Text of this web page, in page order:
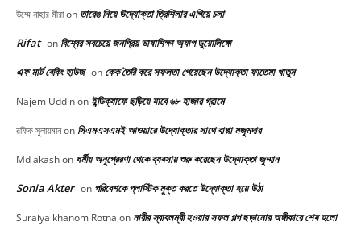
উম্মে নাহার মীরাon তারেঙ নিয়ে উদ্যোক্তা ত্রিশিলার এগিয়ে চলা
Rifat on বিশ্বের সবচেয়ে জনপ্রিয় ভাষাশিক্ষা অ্যাপ ডুয়োলিঙ্গো
এফ মার্ট বেকিং হাউজ on কেক তৈরি করে সফলতা পেয়েছেন উদ্যোক্তা ফাতেমা খাতুন
Najem Uddinon ইন্ডিক্যাফে ছড়িয়ে যাবে ৬৮ হাজার গ্রামে
রফিক সুলায়মানon সিএমএসএমই আওয়ারে উদ্যোক্তার সাথে বাপ্পা মজুমদার
Md akashon ধর্মীয় অনুপ্রেরণা থেকে ব্যবসায় শুরু করেছেন উদ্যোক্তা জুম্মান
Sonia Akter on পরিবেশকে প্লাস্টিক মুক্ত করতে উদ্যোক্তা হয়ে উঠা
Suraiya khanom Rotna on নারীর স্বাবলম্বী হওয়ার সফল গল্প ছড়ানোর অঙ্গীকারে শেষ হলো